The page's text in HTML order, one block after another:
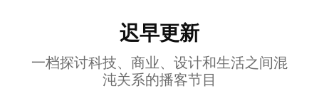
迟早更新
一档探讨科技、商业、设计和生活之间混
沌关系的播客节目